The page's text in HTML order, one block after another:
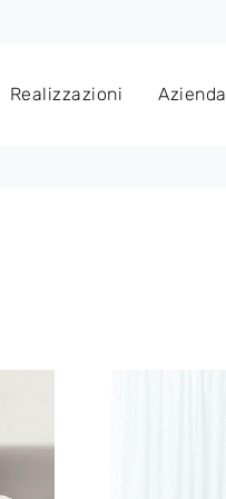
Realizzazioni Azienda